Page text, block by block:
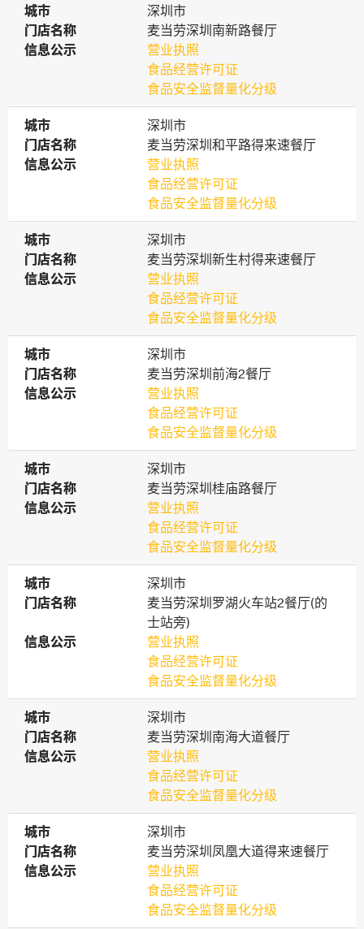
城市
城市
深圳市
门店名称
门店名称
麦当劳深圳南新路餐厅
信息公示
信息公示
营业执照
食品经营许可证
食品安全监督量化分级
城市
城市
深圳市
门店名称
门店名称
麦当劳深圳和平路得来速餐厅
信息公示
信息公示
营业执照
食品经营许可证
食品安全监督量化分级
城市
城市
深圳市
门店名称
门店名称
麦当劳深圳新生村得来速餐厅
信息公示
信息公示
营业执照
食品经营许可证
食品安全监督量化分级
城市
城市
深圳市
门店名称
门店名称
麦当劳深圳前海2餐厅
信息公示
信息公示
营业执照
食品经营许可证
食品安全监督量化分级
城市
城市
深圳市
门店名称
门店名称
麦当劳深圳桂庙路餐厅
信息公示
信息公示
营业执照
食品经营许可证
食品安全监督量化分级
城市
城市
深圳市
门店名称
门店名称
麦当劳深圳罗湖火车站2餐厅(的
士站旁)
信息公示
信息公示
营业执照
食品经营许可证
食品安全监督量化分级
城市
城市
深圳市
门店名称
门店名称
麦当劳深圳南海大道餐厅
信息公示
信息公示
营业执照
食品经营许可证
食品安全监督量化分级
城市
城市
深圳市
门店名称
门店名称
麦当劳深圳凤凰大道得来速餐厅
信息公示
信息公示
营业执照
食品经营许可证
食品安全监督量化分级